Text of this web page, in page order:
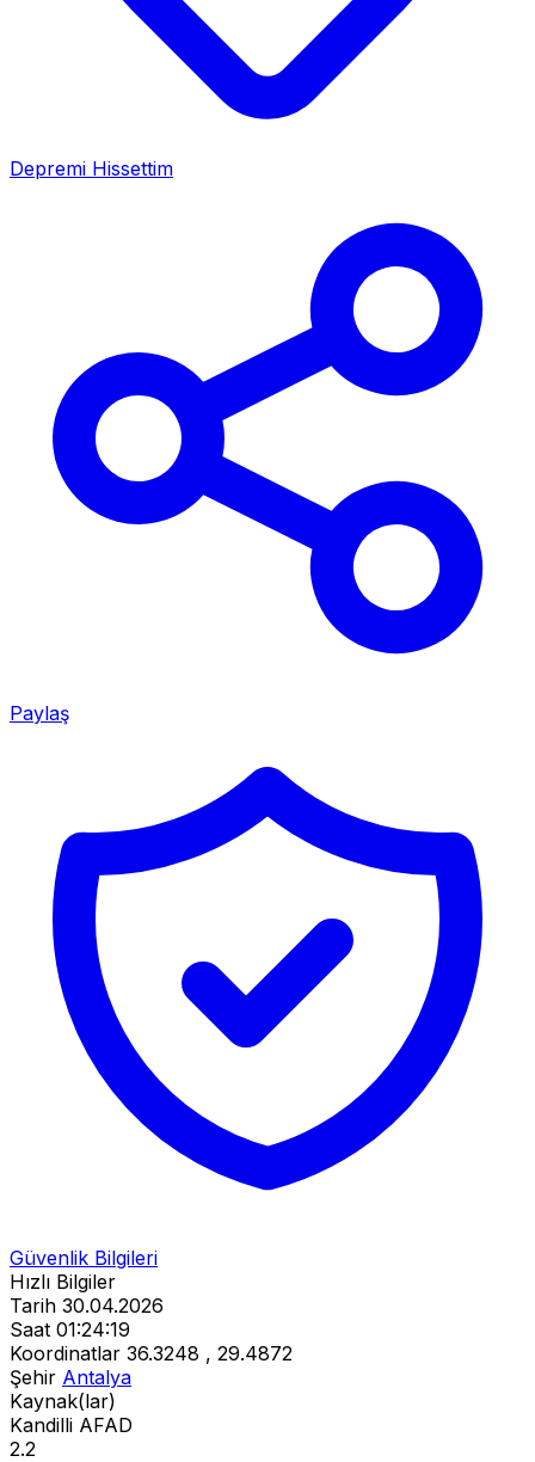
Depremi Hissettim
Paylaş
Güvenlik Bilgileri
Hızlı Bilgiler
Tarih 30.04.2026
Saat 01:24:19
Koordinatlar 36.3248 , 29.4872
Şehir Antalya
Kaynak(lar)
Kandilli AFAD
2.2